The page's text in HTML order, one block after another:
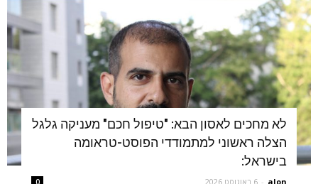
לא מחכים לאסון הבא: "טיפול חכם" מעניקה גלגל
הצלה ראשוני למתמודדי הפוסט-טראומה
בישראל:
alon
- 6 באוגוסט 2026